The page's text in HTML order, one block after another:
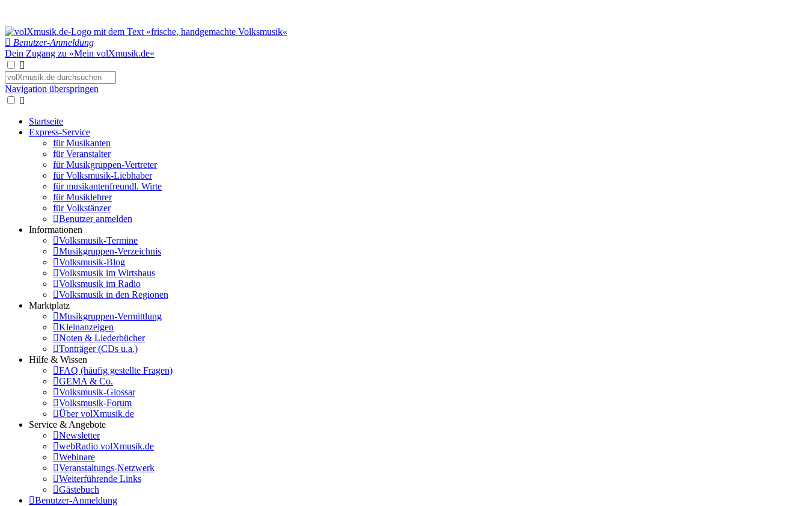
Benutzer-Anmeldung
Dein Zugang zu »Mein volXmusik.de«
Navigation überspringen
Startseite
Express-Service
für Musikanten
für Veranstalter
für Musikgruppen-Vertreter
für Volksmusik-Liebhaber
für musikantenfreundl. Wirte
für Musiklehrer
für Volkstänzer
Benutzer anmelden
Informationen
Volksmusik-Termine
Musikgruppen-Verzeichnis
Volksmusik-Blog
Volksmusik im Wirtshaus
Volksmusik im Radio
Volksmusik in den Regionen
Marktplatz
Musikgruppen-Vermittlung
Kleinanzeigen
Noten & Liederbücher
Tonträger (CDs u.a.)
Hilfe & Wissen
FAQ (häufig gestellte Fragen)
GEMA & Co.
Volksmusik-Glossar
Volksmusik-Forum
Über volXmusik.de
Service & Angebote
Newsletter
webRadio volXmusik.de
Webinare
Veranstaltungs-Netzwerk
Weiterführende Links
Gästebuch
Benutzer-Anmeldung